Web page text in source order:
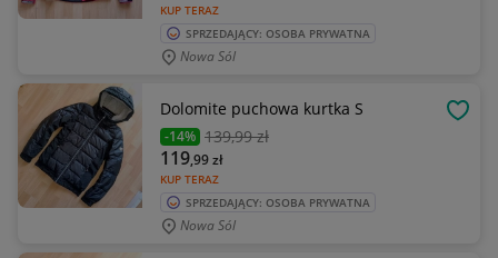
KUP TERAZ
SPRZEDAJĄCY: OSOBA PRYWATNA
Nowa Sól
Dolomite puchowa kurtka S
-14% 139,99 zł
KUP TERAZ
119,99zł
SPRZEDAJĄCY: OSOBA PRYWATNA
Nowa Sól